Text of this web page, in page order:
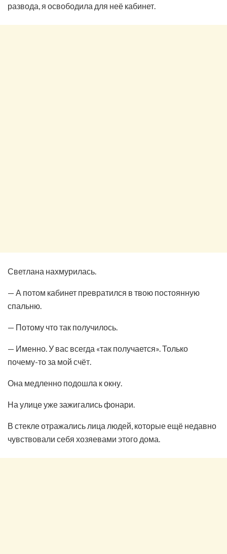
развода, я освободила для неё кабинет.
Светлана нахмурилась.
— А потом кабинет превратился в твою постоянную
спальню.
— Потому что так получилось.
— Именно. У вас всегда «так получается». Только
почему-то за мой счёт.
Она медленно подошла к окну.
На улице уже зажигались фонари.
В стекле отражались лица людей, которые ещё недавно
чувствовали себя хозяевами этого дома.